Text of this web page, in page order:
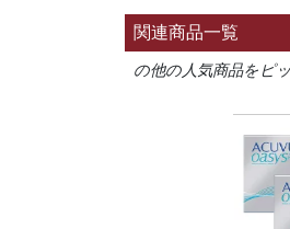
関連商品一覧
の他の人気商品をピ